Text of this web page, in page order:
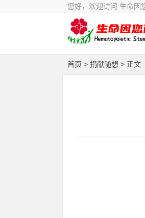
您好，欢迎访问 生命因
首页 > 捐献随想 > 正文